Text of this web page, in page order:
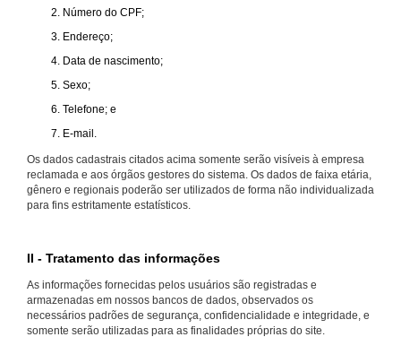
Número do CPF;
Endereço;
Data de nascimento;
Sexo;
Telefone; e
E-mail.
Os dados cadastrais citados acima somente serão visíveis à empresa
reclamada e aos órgãos gestores do sistema. Os dados de faixa etária,
gênero e regionais poderão ser utilizados de forma não individualizada
para fins estritamente estatísticos.
II - Tratamento das informações
As informações fornecidas pelos usuários são registradas e
armazenadas em nossos bancos de dados, observados os
necessários padrões de segurança, confidencialidade e integridade, e
somente serão utilizadas para as finalidades próprias do site.